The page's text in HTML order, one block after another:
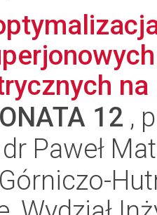
na
12 ,
Paweł